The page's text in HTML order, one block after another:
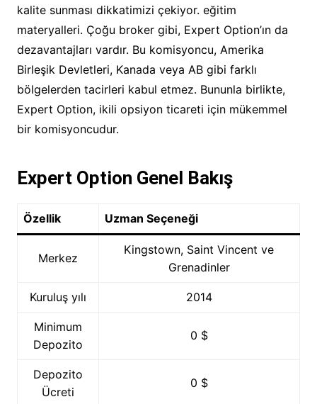
kalite sunması dikkatimizi çekiyor. eğitim
materyalleri. Çoğu broker gibi, Expert Option’ın da
dezavantajları vardır. Bu komisyoncu, Amerika
Birleşik Devletleri, Kanada veya AB gibi farklı
bölgelerden tacirleri kabul etmez. Bununla birlikte,
Expert Option, ikili opsiyon ticareti için mükemmel
bir komisyoncudur.
Expert Option Genel Bakış
Özellik Uzman Seçeneği
Merkez
Kingstown, Saint Vincent ve
Grenadinler
Kuruluş yılı 2014
Minimum
Depozito
0 $
Depozito
Ücreti
0 $